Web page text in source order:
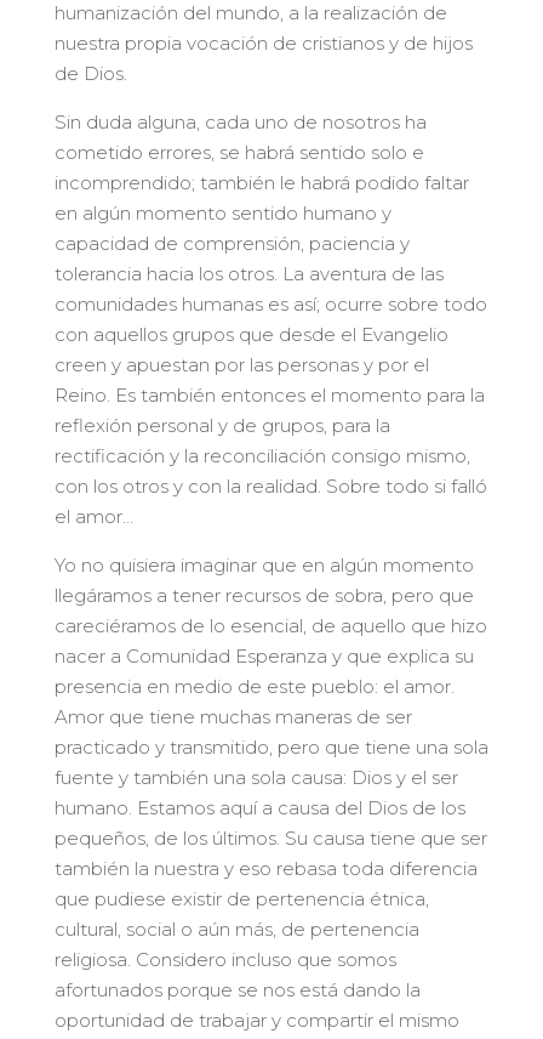
humanización del mundo, a la realización de
nuestra propia vocación de cristianos y de hijos
de Dios.
Sin duda alguna, cada uno de nosotros ha
cometido errores, se habrá sentido solo e
incomprendido; también le habrá podido faltar
en algún momento sentido humano y
capacidad de comprensión, paciencia y
tolerancia hacia los otros. La aventura de las
comunidades humanas es así; ocurre sobre todo
con aquellos grupos que desde el Evangelio
creen y apuestan por las personas y por el
Reino. Es también entonces el momento para la
reflexión personal y de grupos, para la
rectificación y la reconciliación consigo mismo,
con los otros y con la realidad. Sobre todo si falló
el amor…
Yo no quisiera imaginar que en algún momento
llegáramos a tener recursos de sobra, pero que
careciéramos de lo esencial, de aquello que hizo
nacer a Comunidad Esperanza y que explica su
presencia en medio de este pueblo: el amor.
Amor que tiene muchas maneras de ser
practicado y transmitido, pero que tiene una sola
fuente y también una sola causa: Dios y el ser
humano. Estamos aquí a causa del Dios de los
pequeños, de los últimos. Su causa tiene que ser
también la nuestra y eso rebasa toda diferencia
que pudiese existir de pertenencia étnica,
cultural, social o aún más, de pertenencia
religiosa. Considero incluso que somos
afortunados porque se nos está dando la
oportunidad de trabajar y compartir el mismo